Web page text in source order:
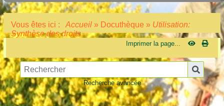
Vous êtes ici : Accueil » Docuthèque » Utilisation:
Synthèse des droits
Imprimer la page...
Recherche avancée